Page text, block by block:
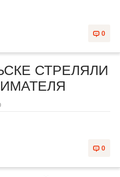
0
СТРЕЛЯЛИ
0